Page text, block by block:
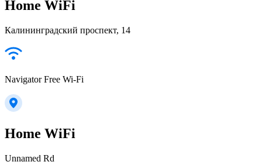
Home WiFi
Калининградский проспект, 14
Navigator Free Wi-Fi
Home WiFi
Unnamed Rd